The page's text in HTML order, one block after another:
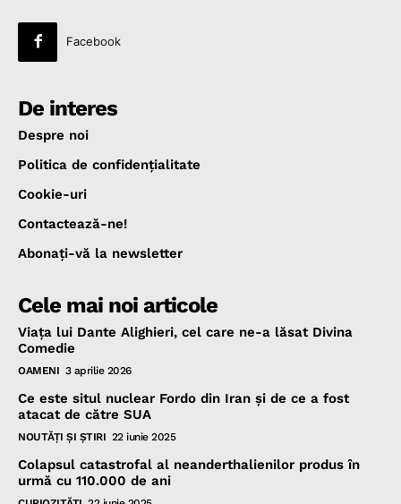
Facebook
De interes
Despre noi
Politica de confidenţialitate
Cookie-uri
Contactează-ne!
Abonaţi-vă la newsletter
Cele mai noi articole
Viața lui Dante Alighieri, cel care ne-a lăsat Divina
Comedie
OAMENI 3 aprilie 2026
Ce este situl nuclear Fordo din Iran și de ce a fost
atacat de către SUA
NOUTĂŢI ŞI ŞTIRI 22 iunie 2025
Colapsul catastrofal al neanderthalienilor produs în
urmă cu 110.000 de ani